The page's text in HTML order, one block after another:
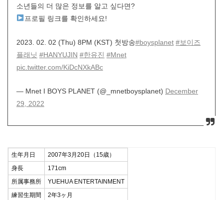
소년들의 더 많은 정보를 알고 싶다면?
프로필 링크를 확인하세요!
2023. 02. 02 (Thu) 8PM (KST) 첫방송#boysplanet #보이즈
플래닛 #HANYUJIN #한유진 #Mnet
pic.twitter.com/KiDcNXkABc
— Mnet I BOYS PLANET (@_mnetboysplanet) December
29, 2022
生年月日
2007年3月20日（15歳）
身長
171cm
所属事務所
YUEHUA ENTERTAINMENT
練習生期間
2年3ヶ月